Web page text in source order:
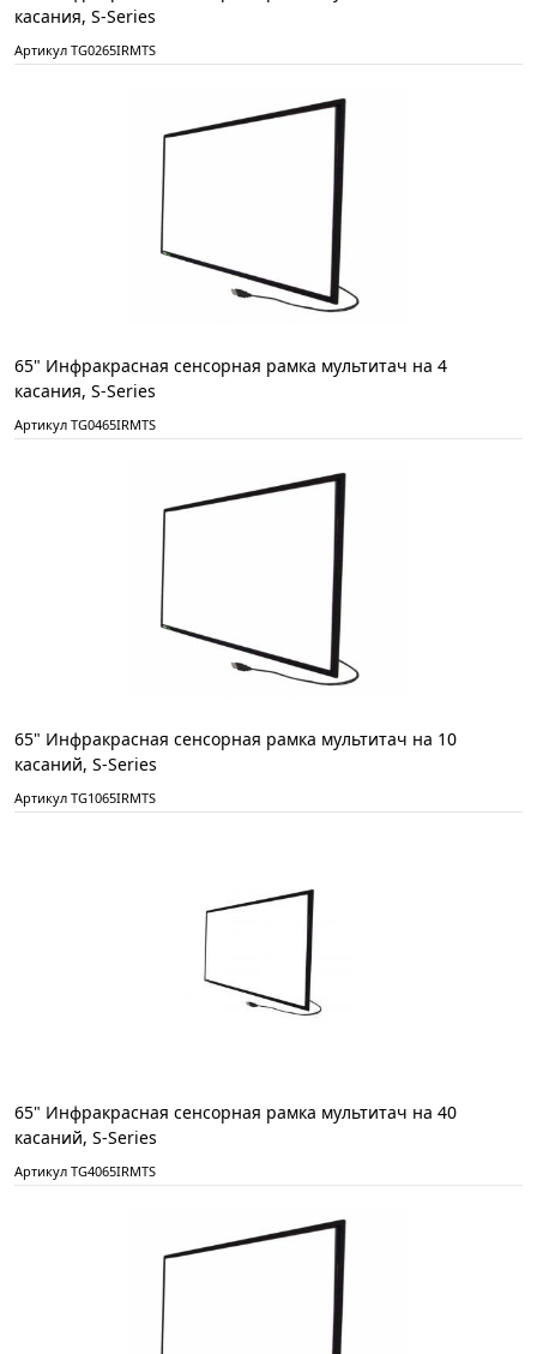
касания, S-Series
Артикул TG0265IRMTS
65" Инфракрасная сенсорная рамка мультитач на 4
касания, S-Series
Артикул TG0465IRMTS
65" Инфракрасная сенсорная рамка мультитач на 10
касаний, S-Series
Артикул TG1065IRMTS
65" Инфракрасная сенсорная рамка мультитач на 40
касаний, S-Series
Артикул TG4065IRMTS